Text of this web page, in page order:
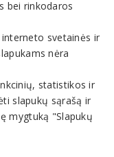
ilgiau nei 12
metinės
2024-06-03)
bei rinkodaros
svetainės ir
nėra
statistikos ir
slapukų sąrašą ir
mygtuką "Slapukų